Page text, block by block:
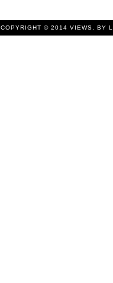
COPYRIGHT © 2014 VIEWS, BY